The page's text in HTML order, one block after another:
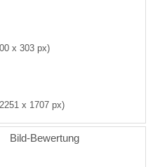
x 303 px)
x 1707 px)
Bild-Bewertung